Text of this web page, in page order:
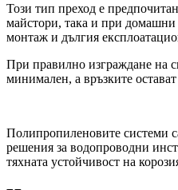
Този тип преход е
майстори, така и при
монтаж и дългия
При правилно изграждане на
минимален, а връзките
Полипропиленовите системи
решения за водопроводни
тяхната устойчивост на